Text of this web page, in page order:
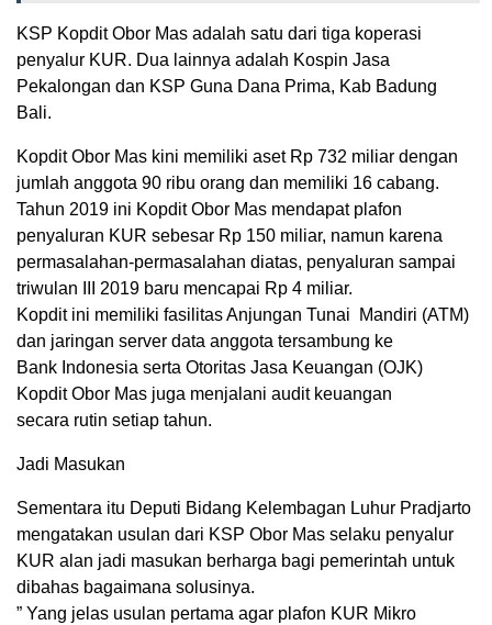
KSP Kopdit Obor Mas adalah satu dari tiga koperasi
penyalur KUR. Dua lainnya adalah Kospin Jasa
Pekalongan dan KSP Guna Dana Prima, Kab Badung
Bali.
Kopdit Obor Mas kini memiliki aset Rp 732 miliar dengan
jumlah anggota 90 ribu orang dan memiliki 16 cabang.
Tahun 2019 ini Kopdit Obor Mas mendapat plafon
penyaluran KUR sebesar Rp 150 miliar, namun karena
permasalahan-permasalahan diatas, penyaluran sampai
triwulan III 2019 baru mencapai Rp 4 miliar.
Kopdit ini memiliki fasilitas Anjungan Tunai Mandiri (ATM)
dan jaringan server data anggota tersambung ke
Bank Indonesia serta Otoritas Jasa Keuangan (OJK)
Kopdit Obor Mas juga menjalani audit keuangan
secara rutin setiap tahun.
Jadi Masukan
Sementara itu Deputi Bidang Kelembagan Luhur Pradjarto
mengatakan usulan dari KSP Obor Mas selaku penyalur
KUR alan jadi masukan berharga bagi pemerintah untuk
dibahas bagaimana solusinya.
” Yang jelas usulan pertama agar plafon KUR Mikro